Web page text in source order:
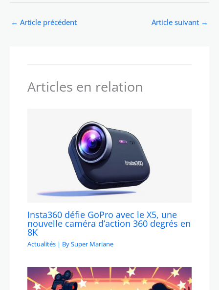
← Article précédent Article suivant →
Articles en relation
Insta360 défie GoPro avec le X5, une
nouvelle caméra d’action 360 degrés en
8K
Actualités | BySuper Mariane